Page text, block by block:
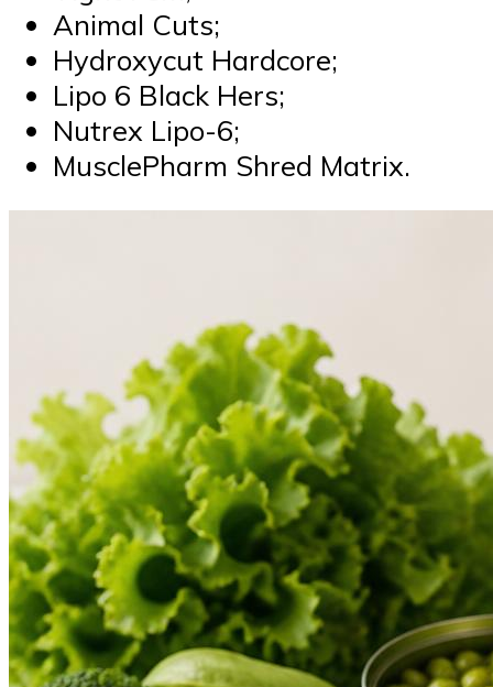
Animal Cuts;
Hydroxycut Hardcore;
Lipo 6 Black Hers;
Nutrex Lipo-6;
MusclePharm Shred Matrix.